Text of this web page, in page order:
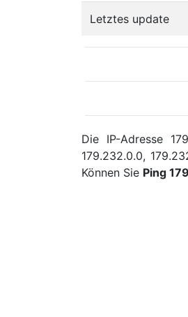
Letztes update
Die IP-Adresse
179.232.0.0,
Können Sie Ping